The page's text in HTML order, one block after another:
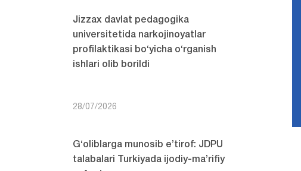
Jizzax davlat pedagogika
universitetida narkojinoyatlar
profilaktikasi bo‘yicha o‘rganish
ishlari olib borildi
28/07/2026
G‘oliblarga munosib e’tirof: JDPU
talabalari Turkiyada ijodiy-ma’rifiy